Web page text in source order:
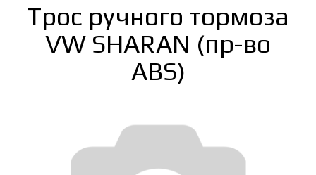
Трос ручного тормоза
VW SHARAN (пр-во
ABS)